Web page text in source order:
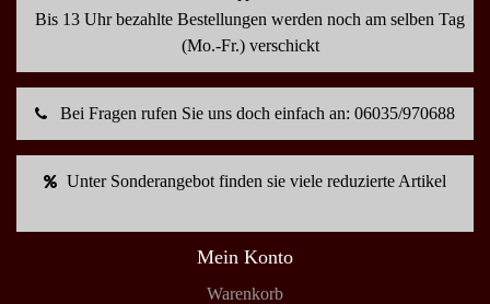
Bis 13 Uhr bezahlte Bestellungen werden noch am selben Tag
(Mo.-Fr.) verschickt
Bei Fragen rufen Sie uns doch einfach an: 06035/970688
Unter Sonderangebot finden sie viele reduzierte Artikel
Mein Konto
Warenkorb